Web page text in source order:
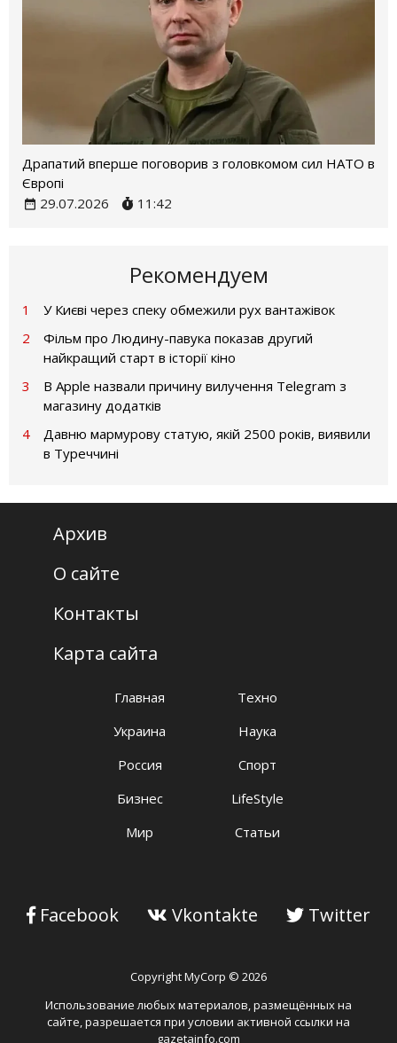
Драпатий вперше поговорив з головкомом сил НАТО в
Європі
29.07.2026
11:42
Рекомендуем
1
У Києві через спеку обмежили рух вантажівок
2
Фільм про Людину-павука показав другий
найкращий старт в історії кіно
3
В Apple назвали причину вилучення Telegram з
магазину додатків
4
Давню мармурову статую, якій 2500 років, виявили
в Туреччині
Copyright MyCorp © 2026
Использование любых материалов, размещённых на
сайте, разрешается при условии активной ссылки на
gazetainfo.com
Главная
Украина
Россия
Бизнес
Мир
Техно
Наука
Спорт
LifeStyle
Статьи
Facebook Vkontakte Twitter
Архив
О сайте
Контакты
Карта сайта